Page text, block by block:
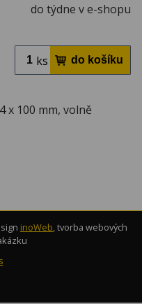
do týdne v e-shopu
ks
x 100 mm, volně
inoWeb, tvorba webových